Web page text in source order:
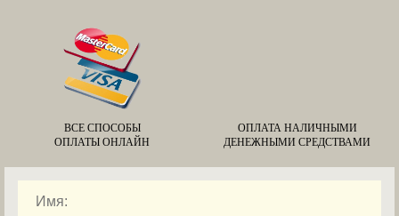
ВСЕ СПОСОБЫ
ОПЛАТЫ ОНЛАЙН
ОПЛАТА НАЛИЧНЫМИ
ДЕНЕЖНЫМИ СРЕДСТВАМИ